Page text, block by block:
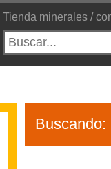
Tienda minerales /
Buscando: